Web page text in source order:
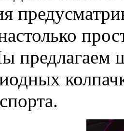
предлагаем